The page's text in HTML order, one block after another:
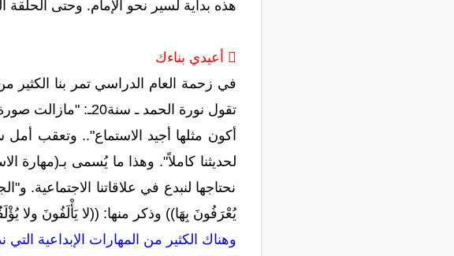
هذه بداية لسير نحو الإمام. وحتى
 أعيدي بناءك
في زحمة العام الدراسي تمر بنا الكثير
تقول نورة الحمد
لحديثنا كاملاً". وهذا ما يُسمى بـ(مهارة
نحتاجها لنبدع في علاقاتنا
يُعْرَفُونَ بِهَا)) وذكر منها: ((لا يَأْلَفُونَ ولا
وهناك الكثير من المهارات الإبداعية